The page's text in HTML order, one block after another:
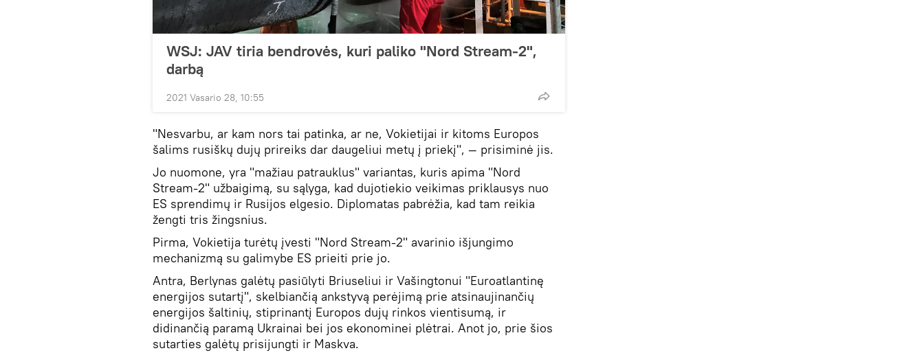
WSJ: JAV tiria bendrovės, kuri paliko "Nord Stream-2",
darbą
2021 Vasario 28, 10:55
"Nesvarbu, ar kam nors tai patinka, ar ne, Vokietijai ir kitoms Europos
šalims rusiškų dujų prireiks dar daugeliui metų į priekį", — prisiminė jis.
Jo nuomone, yra "mažiau patrauklus" variantas, kuris apima "Nord
Stream-2" užbaigimą, su sąlyga, kad dujotiekio veikimas priklausys nuo
ES sprendimų ir Rusijos elgesio. Diplomatas pabrėžia, kad tam reikia
žengti tris žingsnius.
Pirma, Vokietija turėtų įvesti "Nord Stream-2" avarinio išjungimo
mechanizmą su galimybe ES prieiti prie jo.
Antra, Berlynas galėtų pasiūlyti Briuseliui ir Vašingtonui "Euroatlantinę
energijos sutartį", skelbiančią ankstyvą perėjimą prie atsinaujinančių
energijos šaltinių, stiprinantį Europos dujų rinkos vientisumą, ir
didinančią paramą Ukrainai bei jos ekonominei plėtrai. Anot jo, prie šios
sutarties galėtų prisijungti ir Maskva.